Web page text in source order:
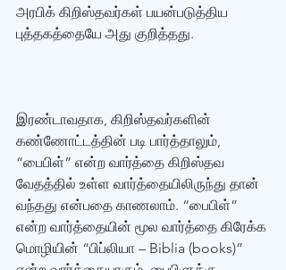
அரபிக் கிறிஸ்தவர்கள் பயன்படுத்திய
புத்தகத்தையே அது குறித்தது.
இரண்டாவதாக, கிறிஸ்தவர்களின்
கண்ணோட்டத்தின் படி பார்த்தாலும்,
“பைபிள்” என்ற வார்த்தை கிறிஸ்தவ
வேதத்தில் உள்ள வார்த்தையிலிருந்து தான்
வந்தது என்பதை காணலாம். “பைபிள்”
என்ற வார்த்தையின் மூல வார்த்தை கிரேக்க
மொழியின் “பிப்லியா – Biblia (books)”